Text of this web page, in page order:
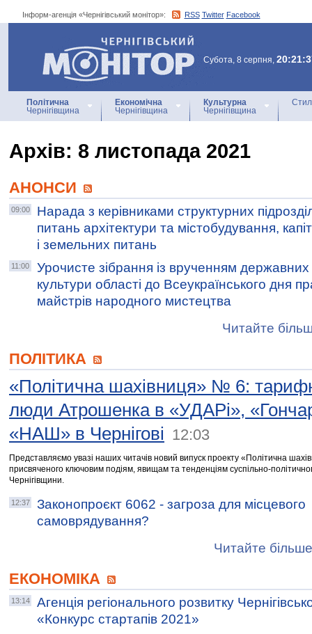
Інформ-агенція «Чернігівський монітор»: RSS Twitter Facebook
Інформ-агенція
«Чернігівський монітор»
Субота, 8 серпня,
Політична
Чернігівщина
Економічна
Чернігівщина
Культурна
Чернігівщина
Архiв: 8 листопада 2021
АНОНСИ
09:00
Нарада з керівниками структурних
питань архітектури та містобудування,
і земельних питань
11:00
Урочисте зібрання із врученням державних
культури області до Всеукраїнського дня
майстрів народного мистецтва
Читайте
ПОЛІТИКА
«Політична шахівниця» № 6:
люди Атрошенка в «УДАРі»,
«НАШ» в Чернігові 12:03
Представляємо увазі наших читачів новий випуск проекту «Політична
присвяченого ключовим подіям, явищам та тенденціям суспільно-
Чернігівщини.
12:37
Законопроєкт 6062 - загроза для місцевого
самоврядування?
Читайте
ЕКОНОМІКА
13:14
Агенція регіонального розвитку
«Конкурс стартапів 2021»